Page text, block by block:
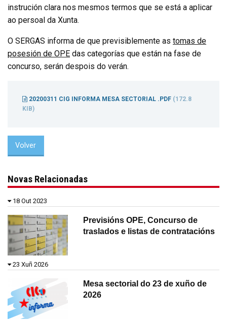
instrución clara nos mesmos termos que se está a aplicar
ao persoal da Xunta.
O SERGAS informa de que previsiblemente as tomas de
posesión de OPE das categorías que están na fase de
concurso, serán despois do verán.
20200311 CIG INFORMA MESA SECTORIAL .PDF (172.8
KIB)
Volver
Novas Relacionadas
18 Out 2023
Previsións OPE, Concurso de
traslados e listas de contratacións
23 Xuñ 2026
Mesa sectorial do 23 de xuño de
2026